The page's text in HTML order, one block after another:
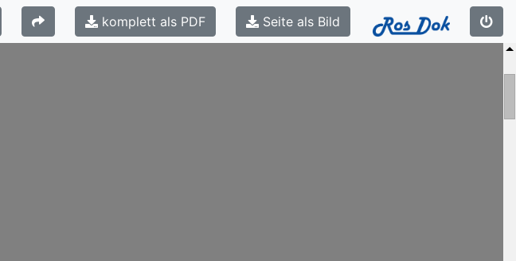
komplett als PDF Seite als Bild